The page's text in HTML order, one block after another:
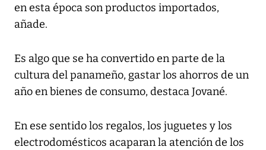
en esta época son productos importados,
añade.
Es algo que se ha convertido en parte de la
cultura del panameño, gastar los ahorros de un
año en bienes de consumo, destaca Jované.
En ese sentido los regalos, los juguetes y los
electrodomésticos acaparan la atención de los